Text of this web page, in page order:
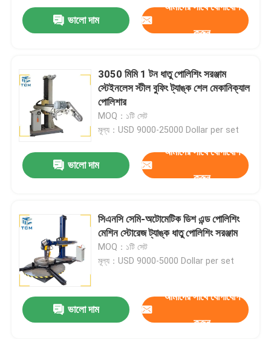
ভালো দাম
আমাদের সাথে যোগাযোগ
করুন
3050 মিমি 1 টন ধাতু পোলিশিং সরঞ্জাম
স্টেইনলেস স্টীল বুফিং ট্যাঙ্ক শেল মেকানিক্যাল
পোলিশার
MOQ：১টি সেট
মূল্য：USD 9000-25000 Dollar per set
ভালো দাম
আমাদের সাথে যোগাযোগ
করুন
সিএনসি সেমি-অটোমেটিক ডিশ এন্ড পোলিশিং
মেশিন স্টোরেজ ট্যাঙ্ক ধাতু পোলিশিং সরঞ্জাম
MOQ：১টি সেট
মূল্য：USD 9000-5000 Dollar per set
ভালো দাম
আমাদের সাথে যোগাযোগ
করুন